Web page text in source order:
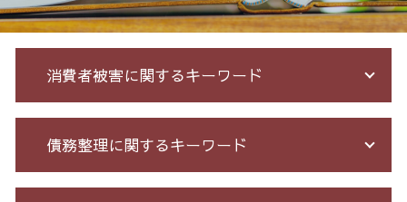
消費者被害に関するキーワード
特殊 詐欺 警視庁
未公開株 詐欺
債務整理に関するキーワード